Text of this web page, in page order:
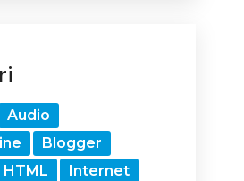
Audio
Blogger
HTML
Internet